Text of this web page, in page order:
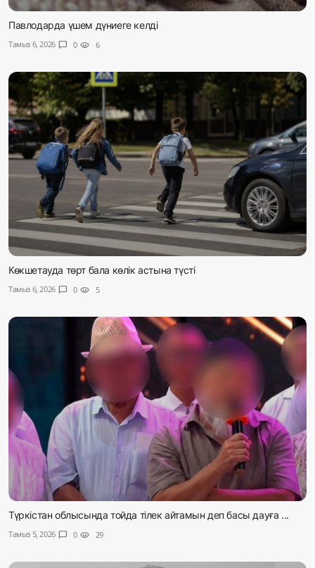
Павлодарда үшем дүниеге келді
Тамыз 6, 2026 chat_bubble 0 visibility 6
Көкшетауда төрт бала көлік астына түсті
Тамыз 6, 2026 chat_bubble 0 visibility 5
Түркістан облысында тойда тілек айтамын деп басы дауға ...
Тамыз 5, 2026 chat_bubble 0 visibility 29